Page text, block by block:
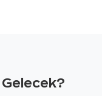
Gelecek?